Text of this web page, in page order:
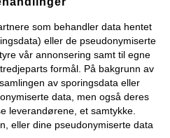
som behandler data hentet
eller de pseudonymiserte
vår annonsering samt til egne
formål. På bakgrunn av
av sporingsdata eller
data, men også deres
leverandørene, et samtykke.
eller dine pseudonymiserte data